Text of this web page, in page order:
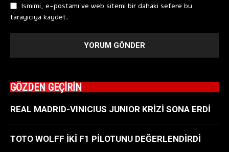
Ismimi, e-postamı ve web sitemi bir dahaki sefere bu
tarayıcıya kaydet.
GÖZDEN GEÇİRİN
REAL MADRID-VINICIUS JUNIOR KRİZİ SONA ERDİ
TOTO WOLFF İKİ F1 PİLOTUNU DEĞERLENDİRDİ